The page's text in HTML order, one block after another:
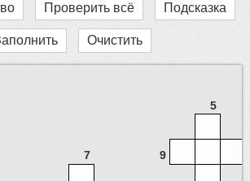
Проверить всё Подсказка
Очистить
5
7 9